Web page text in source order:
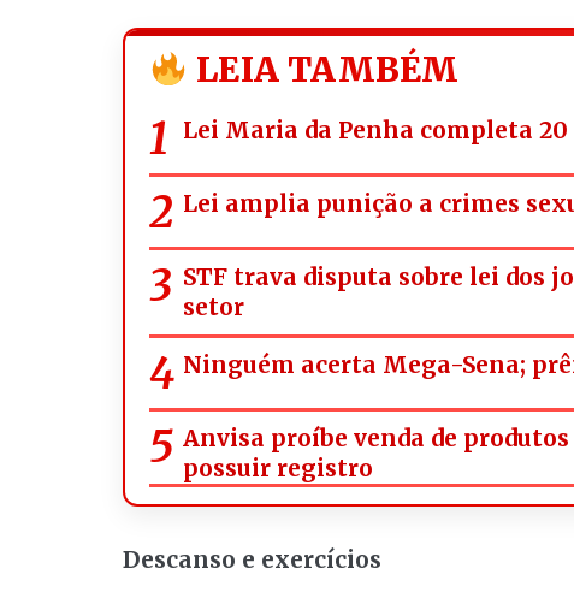
LEIA TAMBÉM
Lei Maria da Penha completa
Lei amplia punição a crimes
STF trava disputa sobre lei dos
setor
Ninguém acerta Mega-Sena;
Anvisa proíbe venda de
possuir registro
Descanso e exercícios